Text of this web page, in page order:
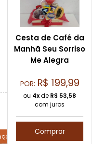
Cesta de Café da
Manhã Seu Sorriso
Me Alegra
POR: R$ 199,99
ou 4xde R$ 53,58
com juros
Comprar